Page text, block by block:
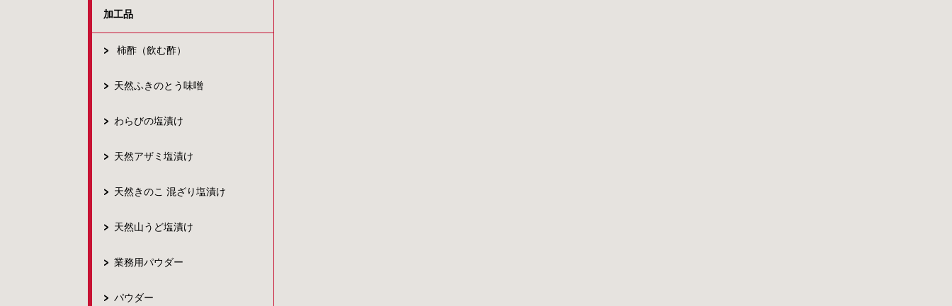
加工品
柿酢（飲む酢）
天然ふきのとう味噌
わらびの塩漬け
天然アザミ塩漬け
天然きのこ 混ざり塩漬け
天然山うど塩漬け
業務用パウダー
パウダー